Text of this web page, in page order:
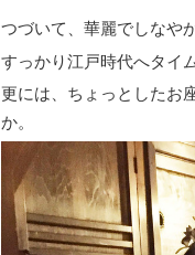
つづいて、華麗でしなや
すっかり江戸時代へタイ
更には、ちょっとしたお
か。